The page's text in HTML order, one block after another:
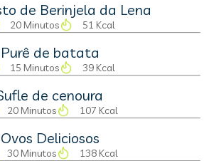
de Berinjela da Lena
20 Minutos 51 Kcal
Purê de batata
15 Minutos 39 Kcal
de cenoura
20 Minutos 107 Kcal
Ovos Deliciosos
30 Minutos 138 Kcal